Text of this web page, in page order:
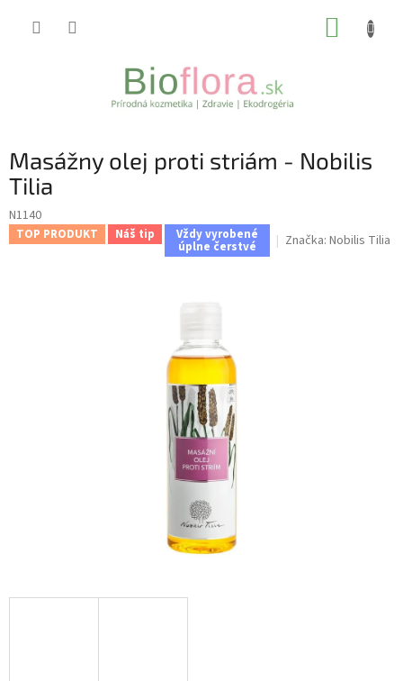
Masážny olej proti striám - Nobilis
Tilia
N1140
TOP PRODUKT Náš tip Vždy vyrobené
úplne čerstvé Značka: Nobilis Tilia